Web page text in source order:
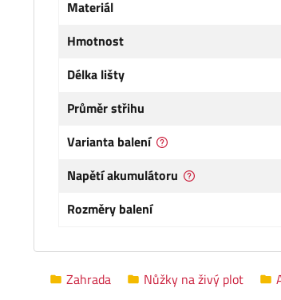
Materiál
Hmotnost
Délka lišty
Průměr střihu
Varianta balení
Napětí akumulátoru
Rozměry balení
Zahrada Nůžky na živý plot